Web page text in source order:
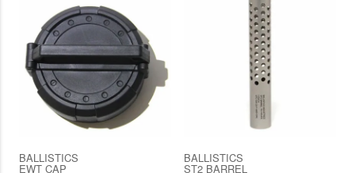
BALLISTICS
EWT CAP
BALLISTICS
ST2 BARREL